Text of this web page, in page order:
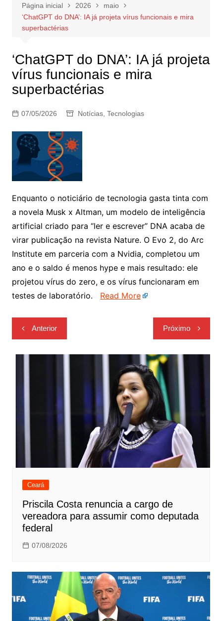
Página inicial 2026
maio
‘ChatGPT do DNA’: IA já projeta vírus funcionais e mira
superbactérias
‘ChatGPT do DNA’: IA já projeta
vírus funcionais e mira
superbactérias
07/05/2026 Notícias, Tecnologias
Enquanto o noticiário de tecnologia gasta tinta com
a novela Musk x Altman, um modelo de inteligência
artificial criado para “ler e escrever” DNA acaba de
virar publicação na revista Nature. O Evo 2, do Arc
Institute em parceria com a Nvidia, completou um
ano e o saldo é menos hype e mais resultado: ele
projetou vírus do zero, e os vírus funcionaram em
testes de laboratório. Read More
Navegação
de
Post
Anterior Próximo
Ceará
Priscila Costa renuncia a cargo de
vereadora para assumir como deputada
federal
07/08/2026